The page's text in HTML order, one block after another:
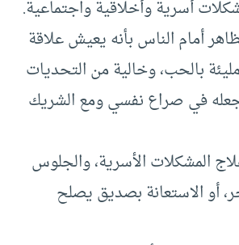
أسرية وأخلاقية واجتماعية.
أمام الناس بأنه يعيش علاقة
بالحب، وخالية من التحديات
في صراع نفسي ومع الشريك
المشكلات الأسرية، والجلوس
أو الاستعانة بصديق يصلح